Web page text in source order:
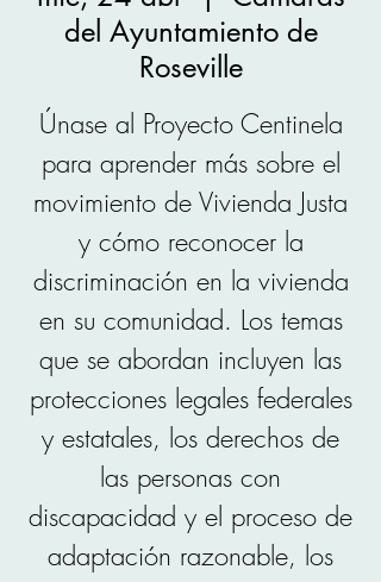
del Ayuntamiento de
Roseville
Únase al Proyecto Centinela
para aprender más sobre el
movimiento de Vivienda Justa
y cómo reconocer la
discriminación en la vivienda
en su comunidad. Los temas
que se abordan incluyen las
protecciones legales federales
y estatales, los derechos de
las personas con
discapacidad y el proceso de
adaptación razonable, los